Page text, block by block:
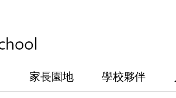
家長園地 學校夥伴